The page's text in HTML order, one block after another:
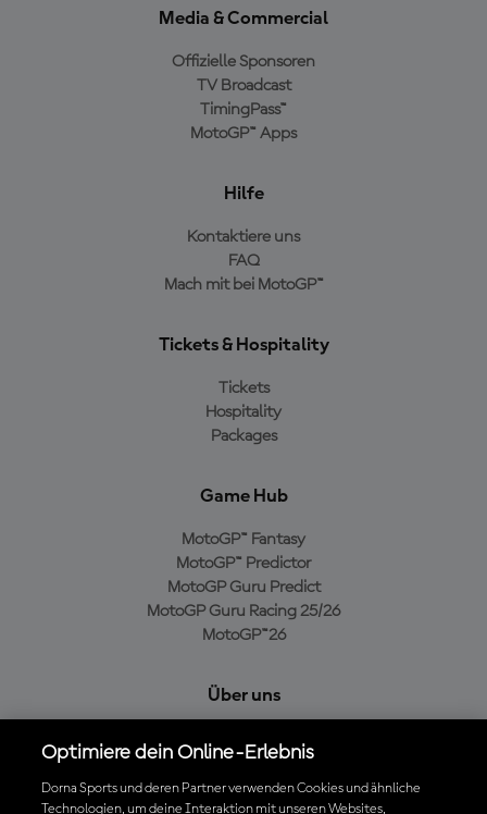
Media & Commercial
Offizielle Sponsoren
TV Broadcast
TimingPass™
MotoGP™ Apps
Hilfe
Kontaktiere uns
FAQ
Mach mit bei MotoGP™
Tickets & Hospitality
Tickets
Hospitality
Packages
Game Hub
MotoGP™ Fantasy
MotoGP™ Predictor
MotoGP Guru Predict
MotoGP Guru Racing 25/26
MotoGP™26
Über uns
Cookie-Richtlinien
Geschäftsbedingungen
Optimiere dein Online-Erlebnis
Dorna Sports und deren Partner verwenden Cookies und ähnliche
Technologien, um deine Interaktion mit unseren Websites,